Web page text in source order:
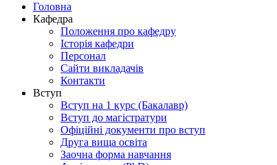
Головна
Кафедра
Положення про кафедру
Історія кафедри
Персонал
Сайти викладачів
Контакти
Вступ
Вступ на 1 курс (Бакалавр)
Вступ до магістратури
Офіційні документи про вступ
Друга вища освіта
Заочна форма навчання